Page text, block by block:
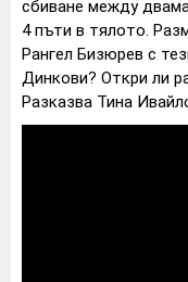
сбиване между
4 пъти в тялото.
Рангел Бизюрев с
Динкови? Откри ли
Разказва Тина